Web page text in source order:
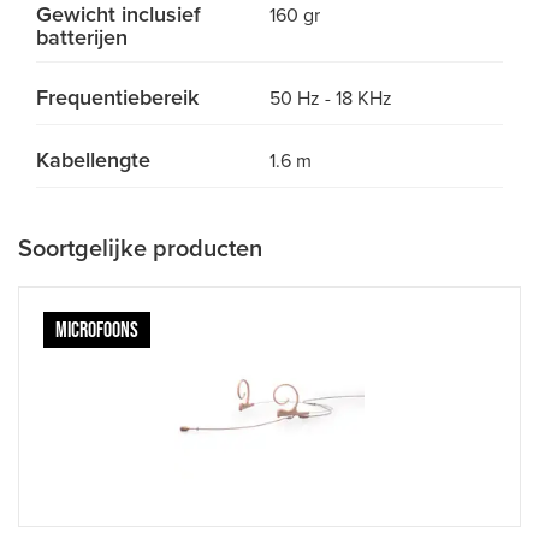
Gewicht inclusief
batterijen
160 gr
Frequentiebereik 50 Hz - 18 KHz
Kabellengte 1.6 m
Soortgelijke producten
MICROFOONS